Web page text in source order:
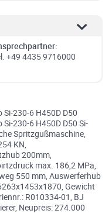
+49 4435 9716000
230-6 H450D D50
230-6 H450D D50 Si-
Spritzgußmaschine,
KN,
200mm,
max. 186,2 MPa,
550 mm, Auswerferhub
Gewicht
R010334-01, BJ
Neupreis: 274.000